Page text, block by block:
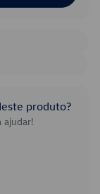
produto?
ajudar!